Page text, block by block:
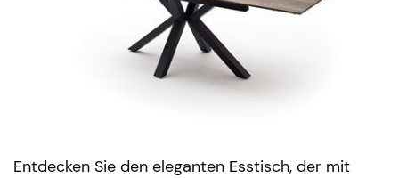
Entdecken Sie den eleganten Esstisch, der mit